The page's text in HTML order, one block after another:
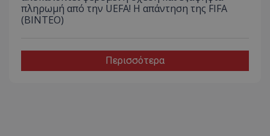
πληρωμή από την UEFA! Η απάντηση της FIFA
(ΒΙΝΤΕΟ)
Περισσότερα